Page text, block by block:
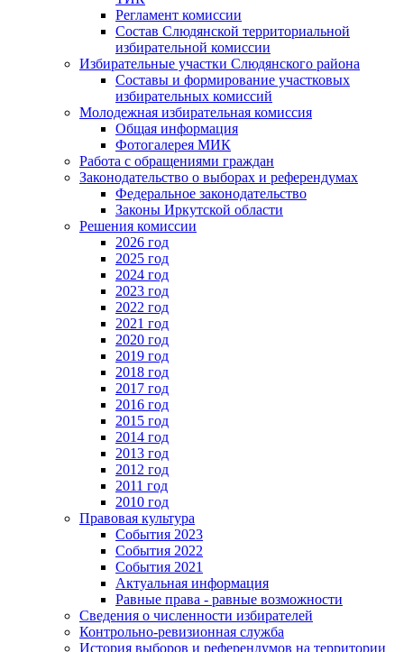
Регламент комиссии
Состав Слюдянской территориальной
избирательной комиссии
Избирательные участки Слюдянского района
Составы и формирование участковых
избирательных комиссий
Молодежная избирательная комиссия
Общая информация
Фотогалерея МИК
Работа с обращениями граждан
Законодательство о выборах и референдумах
Федеральное законодательство
Законы Иркутской области
Решения комиссии
2026 год
2025 год
2024 год
2023 год
2022 год
2021 год
2020 год
2019 год
2018 год
2017 год
2016 год
2015 год
2014 год
2013 год
2012 год
2011 год
2010 год
Правовая культура
События 2023
События 2022
События 2021
Актуальная информация
Равные права - равные возможности
Сведения о численности избирателей
Контрольно-ревизионная служба
История выборов и референдумов на территории